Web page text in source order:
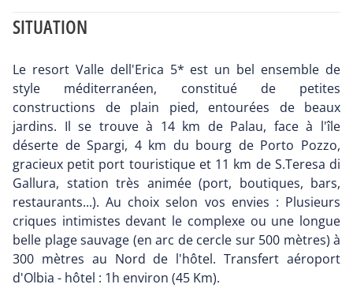
SITUATION
Le resort Valle dell'Erica 5* est un bel ensemble de
style méditerranéen, constitué de petites
constructions de plain pied, entourées de beaux
jardins. Il se trouve à 14 km de Palau, face à l'île
déserte de Spargi, 4 km du bourg de Porto Pozzo,
gracieux petit port touristique et 11 km de S.Teresa di
Gallura, station très animée (port, boutiques, bars,
restaurants...). Au choix selon vos envies : Plusieurs
criques intimistes devant le complexe ou une longue
belle plage sauvage (en arc de cercle sur 500 mètres) à
300 mètres au Nord de l'hôtel. Transfert aéroport
d'Olbia - hôtel : 1h environ (45 Km).